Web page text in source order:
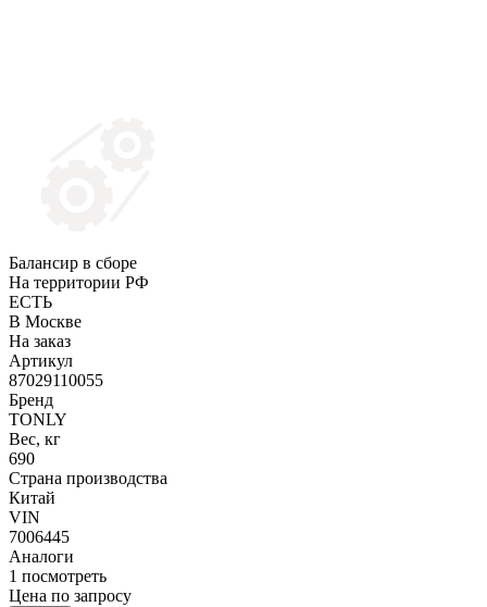
Балансир в сборе
На территории РФ
ЕСТЬ
В Москве
На заказ
Артикул
87029110055
Бренд
TONLY
Вес, кг
690
Страна производства
Китай
VIN
7006445
Аналоги
1 посмотреть
Цена по запросу